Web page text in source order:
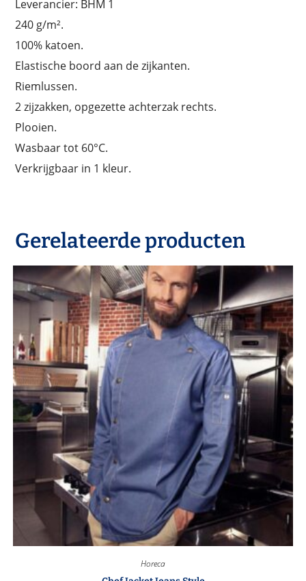
Leverancier: BHM 1
240 g/m².
100% katoen.
Elastische boord aan de zijkanten.
Riemlussen.
2 zijzakken, opgezette achterzak rechts.
Plooien.
Wasbaar tot 60°C.
Verkrijgbaar in 1 kleur.
Gerelateerde producten
Horeca